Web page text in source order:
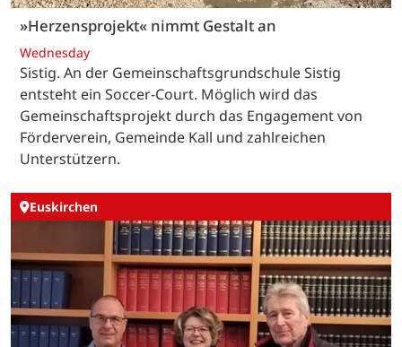
»Herzensprojekt« nimmt Gestalt an
Wednesday
Sistig. An der Gemeinschaftsgrundschule Sistig
entsteht ein Soccer-Court. Möglich wird das
Gemeinschaftsprojekt durch das Engagement von
Förderverein, Gemeinde Kall und zahlreichen
Unterstützern.
Euskirchen